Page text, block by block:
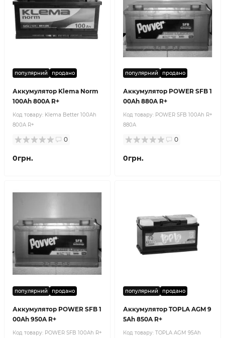
популярний продано
Аккумулятор Klema Norm
100Ah 800A R+
Код товару: Klema Better 100Ah
800A R+
0
0грн.
популярний продано
Аккумулятор POWER SFB 1
00Ah 880A R+
Код товару: POWER SFB 100Ah R+
880A
0
0грн.
популярний продано
Аккумулятор POWER SFB 1
00Ah 950A R+
Код товару: POWER SFB 100Ah R+
популярний продано
Аккумулятор TOPLA AGM 9
5Ah 850A R+
Код товару: TOPLA AGM 95Ah